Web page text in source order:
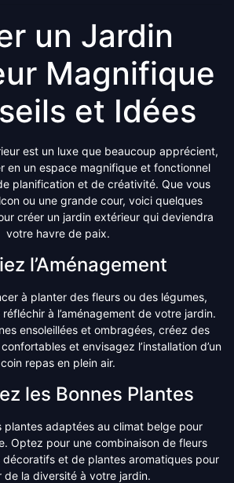
un Jardin
Magnifique
et Idées
est un luxe que beaucoup apprécient,
en un espace magnifique et fonctionnel
planification et de créativité. Que vous
ou une grande cour, voici quelques
créer un jardin extérieur qui deviendra
votre havre de paix.
l’Aménagement
à planter des fleurs ou des légumes,
à l’aménagement de votre jardin.
ensoleillées et ombragées, créez des
et envisagez l’installation d’un
coin repas en plein air.
les Bonnes Plantes
plantes adaptées au climat belge pour
Optez pour une combinaison de fleurs
décoratifs et de plantes aromatiques pour
de la diversité à votre jardin.